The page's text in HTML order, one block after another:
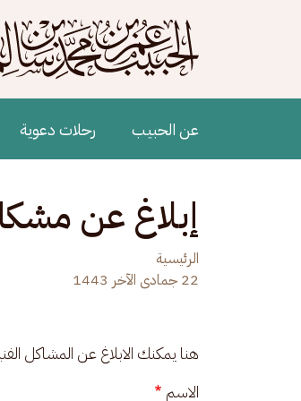
Main navigation
عن الحبيب رحلات دعوية
إبلاغ عن
الرئيسية
22 جمادى الآخر 1443
هنا يمكنك الابلاغ عن المشاكل
الاسم